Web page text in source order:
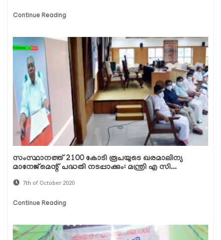
Continue Reading
സംസ്ഥാനത്ത് 2100 കോടി രൂപയുടെ ഖരമാലിന്യ
മാനേജ്മെന്റ് പദ്ധതി നടപ്പാക്കും: മന്ത്രി എ സി...
7th of October 2020
Continue Reading